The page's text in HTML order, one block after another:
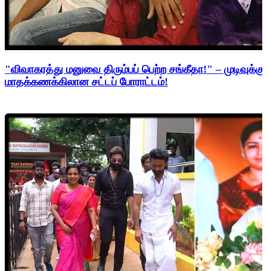
"விவாகரத்து மனுவை திரும்பப் பெற்ற சங்கீதா!" –
மாதக்கணக்கிலான சட்டப் போராட்டம்!